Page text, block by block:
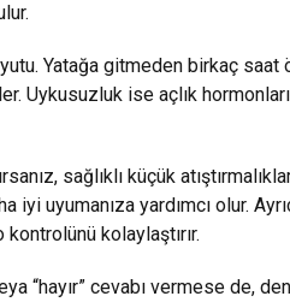
Yatağa gitmeden birkaç saat
Uykusuzluk ise açlık
sağlıklı küçük
iyi uyumanıza yardımcı olur.
kolaylaştırır.
“hayır” cevabı vermese de,